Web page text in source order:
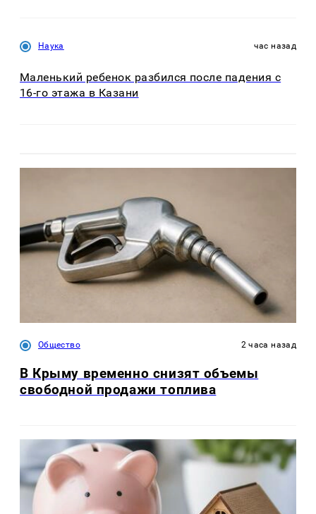
Наука час назад
Маленький ребенок разбился после падения с
16-го этажа в Казани
Общество 2 часа назад
В Крыму временно снизят объемы
свободной продажи топлива